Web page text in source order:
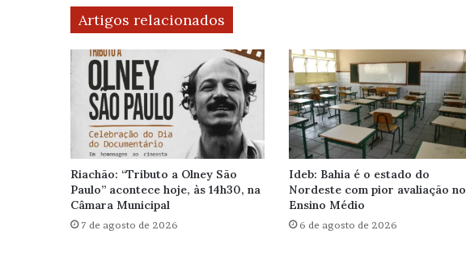
Artigos relacionados
Riachão: “Tributo a Olney São
Paulo” acontece hoje, às 14h30, na
Câmara Municipal
7 de agosto de 2026
Ideb: Bahia é o estado do
Nordeste com pior avaliação no
Ensino Médio
6 de agosto de 2026